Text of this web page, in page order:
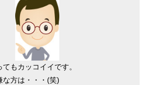
もカッコイイです。
な方は・・・(笑)